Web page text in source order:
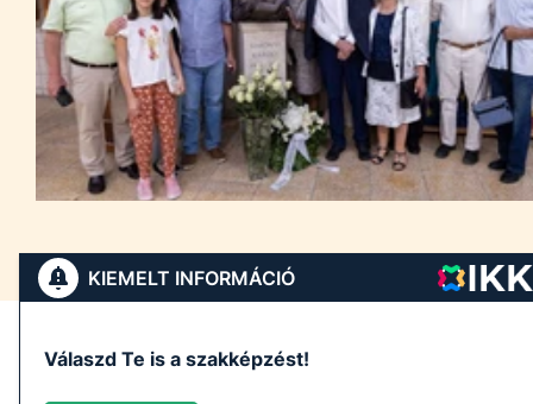
KIEMELT INFORMÁCIÓ
Válaszd Te is a szakképzést!